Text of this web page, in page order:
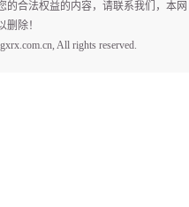
的合法权益的内容，请联系我们，本网
删除！
All rights reserved.